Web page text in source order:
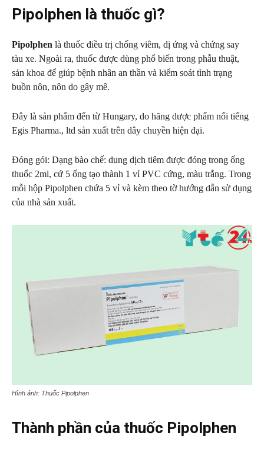
Pipolphen là thuốc gì?
Pipolphen là thuốc điều trị chống viêm, dị ứng và chứng say
tàu xe. Ngoài ra, thuốc được dùng phổ biến trong phẫu thuật,
sản khoa để giúp bệnh nhân an thần và kiểm soát tình trạng
buồn nôn, nôn do gây mê.
Đây là sản phẩm đến từ Hungary, do hãng dược phẩm nổi tiếng
Egis Pharma., ltd sản xuất trên dây chuyền hiện đại.
Đóng gói: Dạng bào chế: dung dịch tiêm được đóng trong ống
thuốc 2ml, cứ 5 ống tạo thành 1 vỉ PVC cứng, màu trắng. Trong
mỗi hộp Pipolphen chứa 5 vỉ và kèm theo tờ hướng dẫn sử dụng
của nhà sản xuất.
Hình ảnh: Thuốc Pipolphen
Thành phần của thuốc Pipolphen